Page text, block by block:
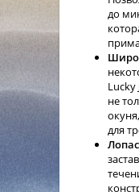
до
Lucky
не
для